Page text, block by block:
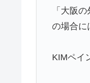
「大阪
の場合に
KIMペイ